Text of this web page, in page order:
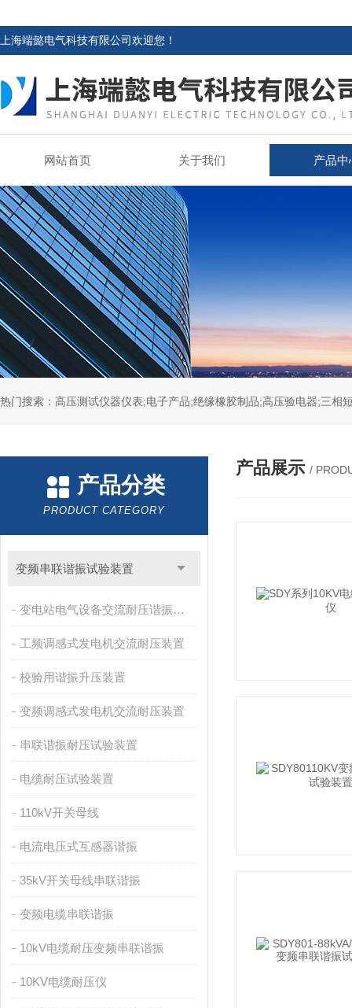
上海端懿电气科技有限公司欢迎您！
网站首页 关于我们 产品中
热门搜索：高压测试仪器仪表;电子产品;绝缘橡胶制品;高压验电器;三
产品分类
PRODUCT CATEGORY
变频串联谐振试验装置
变电站电气设备交流耐压谐振装置
工频调感式发电机交流耐压装置
校验用谐振升压装置
变频调感式发电机交流耐压装置
串联谐振耐压试验装置
电缆耐压试验装置
110kV开关母线
电流电压式互感器谐振
35kV开关母线串联谐振
变频电缆串联谐振
10kV电缆耐压变频串联谐振
10KV电缆耐压仪
产品展示 /